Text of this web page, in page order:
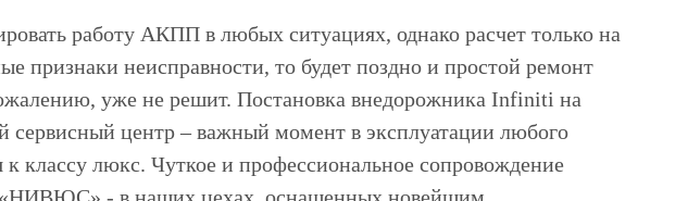
работу АКПП в любых ситуациях, однако расчет только на
признаки неисправности, то будет поздно и простой ремонт
уже не решит. Постановка внедорожника Infiniti на
сервисный центр – важный момент в эксплуатации любого
классу люкс. Чуткое и профессиональное сопровождение
«НИВЮС» - в наших цехах, оснащенных новейшим